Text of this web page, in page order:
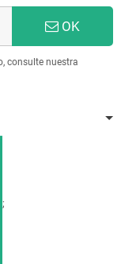
OK
consulte nuestra
;